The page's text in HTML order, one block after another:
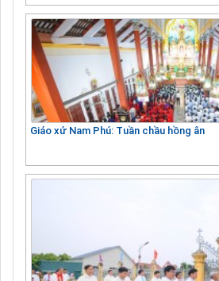
Giáo xứ Nam Phú: Tuần chầu hồng ân